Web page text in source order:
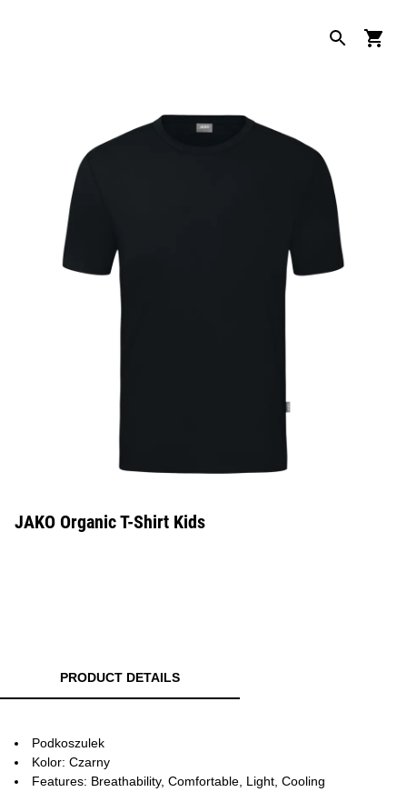
JAKO Organic T-Shirt Kids
PRODUCT DETAILS
Podkoszulek
Kolor: Czarny
Features: Breathability, Comfortable, Light, Cooling